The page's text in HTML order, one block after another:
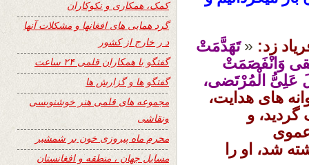
زد: «تَهَدَّمَتْ
وَانْفَصَمَتْ
عَلِیُّ الْمُرْتَضی،
های هدایت،
و
او را
کمک، همکاری و نکوکاران
گرد همایی های افغانها و مشکلات آنها
د ر خارج از کشور
گفتگو با همکاران قلمی ۲۴ ساعت
گفتگو ها و گزارش ها
مجموعه های قلمی هنر خوشنویسی
ونقاشی
محرم ماه پیروزی خون بر شمشیر
مسایل جهان ، منطقه و افغانستان